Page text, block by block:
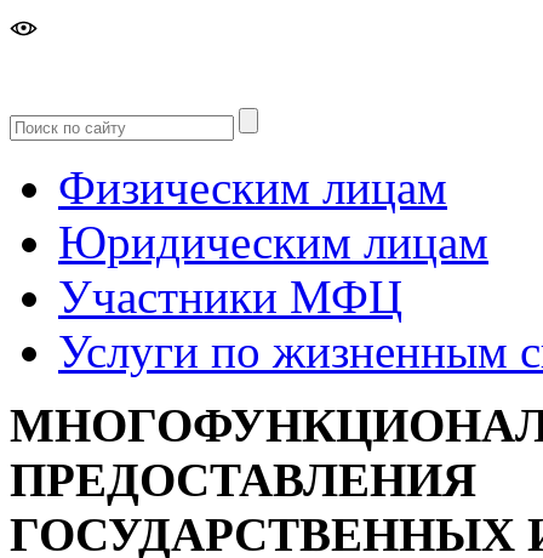
Физическим лицам
Юридическим лицам
Участники МФЦ
Услуги по жизненным
ПРЕДОСТАВЛЕНИЯ